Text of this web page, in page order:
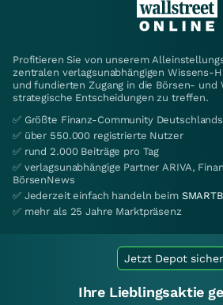
Profitieren Sie von unserem
zentralen verlagsunabhängigen Wissens-
und fundierten Zugang in die Börsen-
strategische Entscheidungen zu treffen.
✅ Größte Finanz-Community Deutschlands
✅ über 550.000 registrierte Nutzer
✅ rund 2.000 Beiträge pro Tag
✅ verlagsunabhängige Partner ARIVA,
BörsenNews
✅ Jederzeit einfach handeln beim
✅ mehr als 25 Jahre Marktpräsenz
Jetzt Depot
Ihre Lieblingsaktie